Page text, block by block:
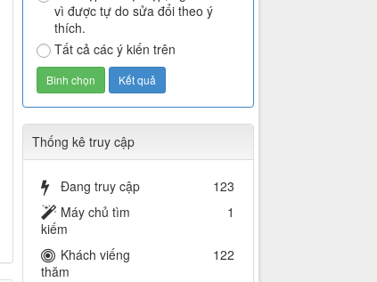
vì được tự do sửa đổi theo ý
thích.
Tất cả các ý kiến trên
Thống kê truy cập
Đang truy cập
123
Máy chủ tìm
kiếm
1
Khách viếng
thăm
122